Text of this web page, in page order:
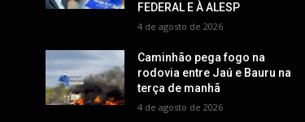
FEDERAL E À ALESP
4 de agosto de 2026
Caminhão pega fogo na
rodovia entre Jaú e Bauru na
terça de manhã
4 de agosto de 2026